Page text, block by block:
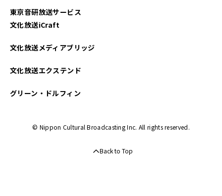
2024年12月
2024年11月
2024年10月
東京音研放送サービス
文化放送iCraft
文化放送メディアブリッジ
文化放送エクステンド
グリーン・ドルフィン
© Nippon Cultural Broadcasting Inc. All rights reserved.
Back to Top